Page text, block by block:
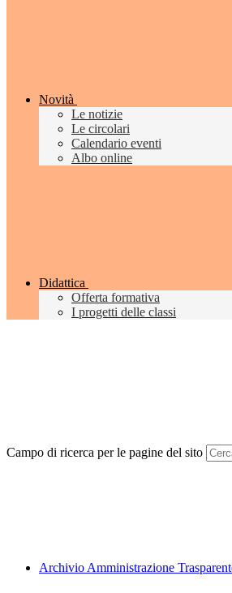
Novità
Le notizie
Le circolari
Calendario eventi
Albo online
Didattica
Offerta formativa
I progetti delle classi
Campo di ricerca per le pagine del sito
Archivio Amministrazione